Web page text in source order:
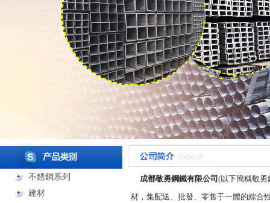
不銹鋼系列
建材
成都敬勇鋼鐵有限公司 (以下簡稱敬
材，集配送、批發、零售于一體的綜合